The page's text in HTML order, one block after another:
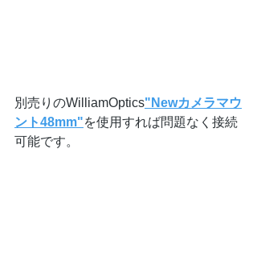
別売りのWilliamOptics"Newカメラマウ
ント48mm"を使用すれば問題なく接続
可能です。